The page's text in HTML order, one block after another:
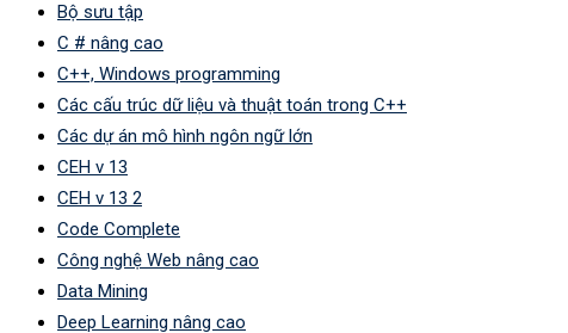
Bộ sưu tập
C # nâng cao
C++, Windows programming
Các cấu trúc dữ liệu và thuật toán trong C++
Các dự án mô hình ngôn ngữ lớn
CEH v 13
CEH v 13 2
Code Complete
Công nghệ Web nâng cao
Data Mining
Deep Learning nâng cao